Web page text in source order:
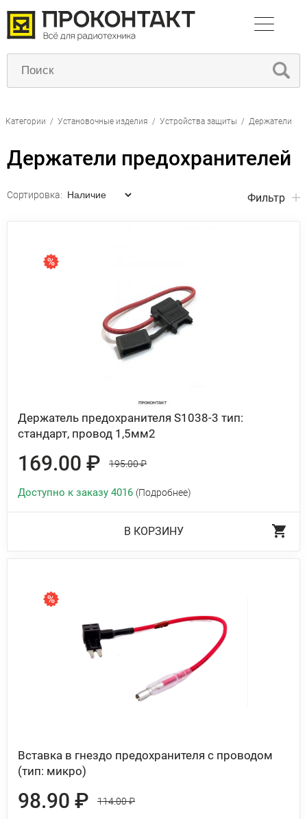
Категории / Установочные изделия / Устройства защиты / Держатели
Держатели предохранителей
Сортировка: Фильтр
Держатель предохранителя S1038-3 тип:
стандарт, провод 1,5мм2
169.00 ₽ 195.00 ₽
Доступно к заказу 4016 (Подробнее)
В КОРЗИНУ
Вставка в гнездо предохранителя с проводом
(тип: микро)
98.90 ₽ 114.00 ₽